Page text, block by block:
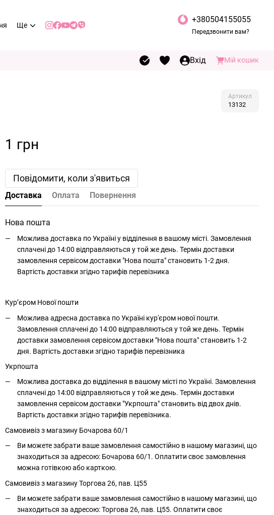
Ще
+380504155055
Передзвонити вам?
Вхід Мій кошик
Артикул
13132
1 грн
Повідомити, коли з'явиться
Доставка Оплата Повернення
Нова пошта
Можлива доставка по Україні у відділення в вашому місті. Замовлення
сплачені до 14:00 відправляються у той же день. Термін доставки
замовлення сервісом доставки "Нова пошта" становить 1-2 дня.
Вартість доставки згідно тарифів перевізника
Кур’єром Нової пошти
Можлива адресна доставка по Україні кур'єром нової пошти.
Замовлення сплачені до 14:00 відправляються у той же день. Термін
доставки замовлення сервісом доставки "Нова пошта" становить 1-2
дня. Вартість доставки згідно тарифів перевізника
Укрпошта
Можлива доставка до відділення в вашому місті по Україні. Замовлення
сплачені до 14:00 відправляються у той же день. Термін доставки
замовлення сервісом доставки "Укрпошта" становить від двох днів.
Вартість доставки згідно тарифів перевізника.
Самовивіз з магазину Бочарова 60/1
Ви можете забрати ваше замовлення самостійно в нашому магазині, що
знаходиться за адресою: Бочарова 60/1. Оплатити своє замовлення
можна готівкою або карткою.
Самовивіз з магазину Торгова 26, пав. Ц55
Ви можете забрати ваше замовлення самостійно в нашому магазині, що
знаходиться за адресою: Торгова 26, пав. Ц55. Оплатити своє